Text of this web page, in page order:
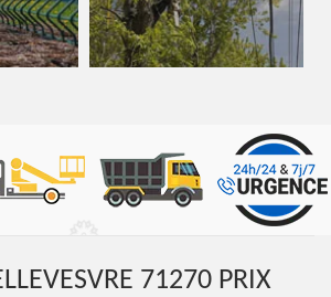
71270 PRIX